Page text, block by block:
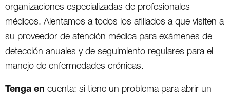
organizaciones especializadas de profesionales
médicos. Alentamos a todos los afiliados a que visiten a
su proveedor de atención médica para exámenes de
detección anuales y de seguimiento regulares para el
manejo de enfermedades crónicas.
Tenga en cuenta: si tiene un problema para abrir un